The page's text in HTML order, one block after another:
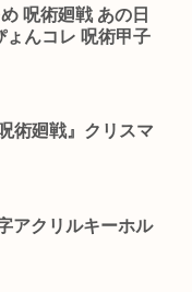
呪術廻戦 あの日
ょんコレ 呪術甲子
術廻戦』クリスマ
アクリルキーホル